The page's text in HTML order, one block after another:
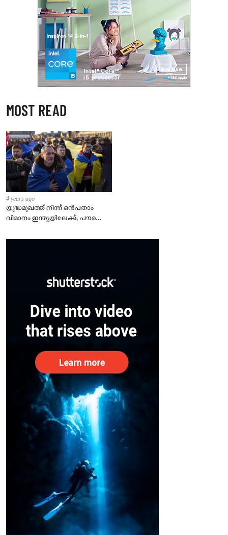
MOST READ
4 years ago
യുദ്ധമുഖത്ത് നിന്ന് ഒൻപതാം
വിമാനം ഇന്ത്യയിലേക്ക്; പൗരന്മാർ
– കേന്ദ്രം